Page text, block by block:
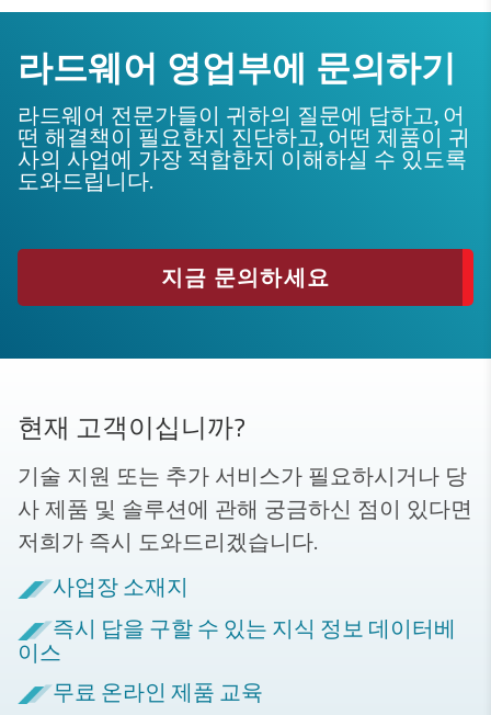
라드웨어 영업부에 문의하기
라드웨어 전문가들이 귀하의 질문에 답하고, 어
떤 해결책이 필요한지 진단하고, 어떤 제품이 귀
사의 사업에 가장 적합한지 이해하실 수 있도록
도와드립니다.
지금 문의하세요
현재 고객이십니까?
기술 지원 또는 추가 서비스가 필요하시거나 당
사 제품 및 솔루션에 관해 궁금하신 점이 있다면
저희가 즉시 도와드리겠습니다.
사업장 소재지
즉시 답을 구할 수 있는 지식 정보 데이터베
이스
무료 온라인 제품 교육